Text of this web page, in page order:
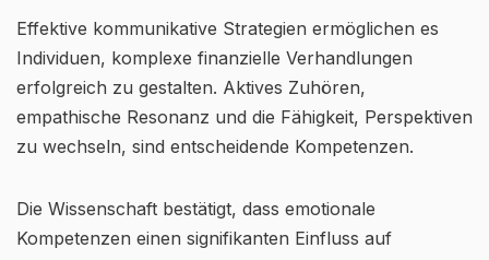
Effektive kommunikative Strategien ermöglichen es
Individuen, komplexe finanzielle Verhandlungen
erfolgreich zu gestalten. Aktives Zuhören,
empathische Resonanz und die Fähigkeit, Perspektiven
zu wechseln, sind entscheidende Kompetenzen.
Die Wissenschaft bestätigt, dass emotionale
Kompetenzen einen signifikanten Einfluss auf